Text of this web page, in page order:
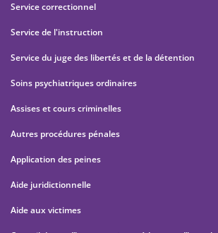
Service correctionnel
Service de l'instruction
Service du juge des libertés et de la détention
Soins psychiatriques ordinaires
Assises et cours criminelles
Autres procédures pénales
Application des peines
Aide juridictionnelle
Aide aux victimes